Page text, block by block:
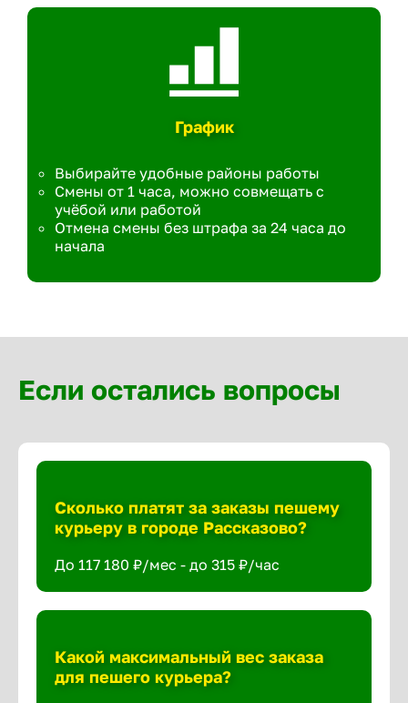
График
Выбирайте удобные районы работы
Смены от 1 часа, можно совмещать с
учёбой или работой
Отмена смены без штрафа за 24 часа до
начала
Если остались вопросы
Сколько платят за заказы пешему
курьеру в городе Рассказово?
До 117 180 ₽/мес - до 315 ₽/час
Какой максимальный вес заказа
для пешего курьера?